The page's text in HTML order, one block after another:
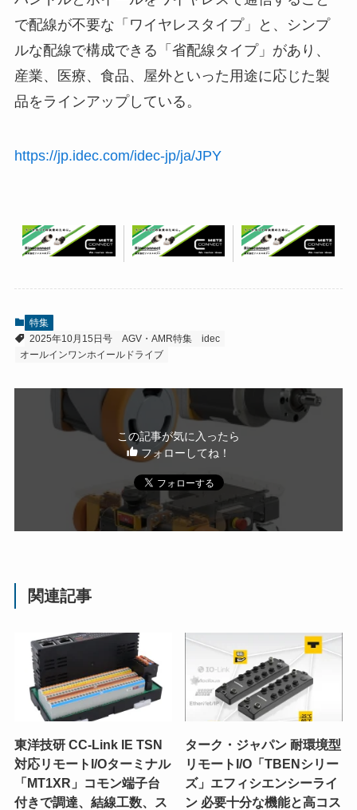
で配線が不要な「ワイヤレスタイプ」と、シンプ
ルな配線で構成できる「省配線タイプ」があり、
産業、医療、食品、屋外といった用途に応じた製
品をラインアップしている。
https://jp.idec.com/idec-jp/ja/JPY
特集
2025年10月15日号
AGV・AMR特集
idec
オールインワンホイールドライブ
この記事が気に入ったら
フォローしてね！
関連記事
東洋技研 CC-Link IE TSN
対応リモートI/Oターミナル
「MT1XR」コモン端子台
付きで調達、結線工数、ス
ターク・ジャパン 耐環境型
リモートI/O「TBENシリー
ズ」エフィシエンシーライ
ン 必要十分な機能と高コス